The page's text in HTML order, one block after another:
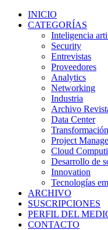
INICIO
CATEGORÍAS
Inteligencia
Security
Entrevistas
Proveedores
Analytics
Networking
Industria
Archivo
Data Center
Project
Cloud
Desarrollo de
Innovation
Tecnologías
ARCHIVO
SUSCRIPCIONES
PERFIL DEL
CONTACTO